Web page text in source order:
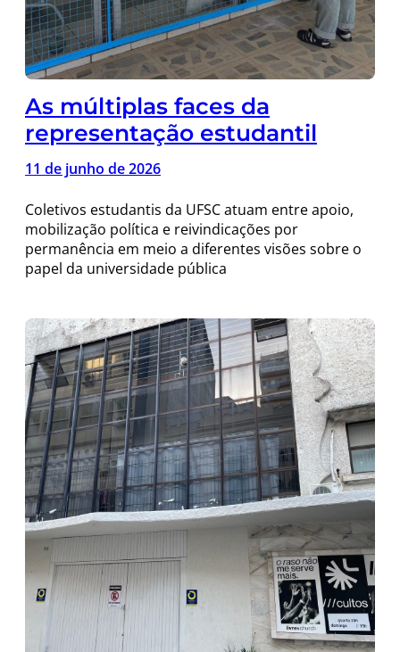
As múltiplas faces da
representação estudantil
11 de junho de 2026
Coletivos estudantis da UFSC atuam entre apoio,
mobilização política e reivindicações por
permanência em meio a diferentes visões sobre o
papel da universidade pública